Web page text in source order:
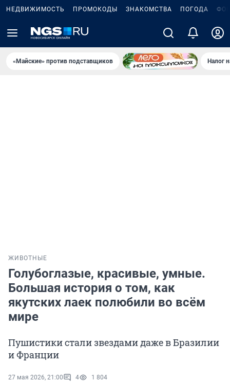
НЕДВИЖИМОСТЬ ПРОМОКОДЫ ЗНАКОМСТВА ПОГОДА
«Майские» против подставщиков Налог
ЖИВОТНЫЕ
Голубоглазые, красивые, умные.
Большая история о том, как
якутских лаек полюбили во всём
мире
Пушистики стали звездами даже в Бразилии
и Франции
27 мая 2026, 21:00 4 1 804